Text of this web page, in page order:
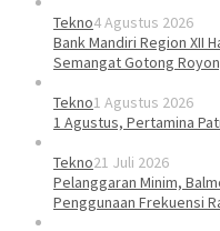
Tekno4 Agustus 2026
Bank Mandiri Region XII
Semangat Gotong
Tekno1 Agustus 2026
1 Agustus, Pertamina
Tekno21 Juli 2026
Pelanggaran Minim,
Penggunaan Frekuensi